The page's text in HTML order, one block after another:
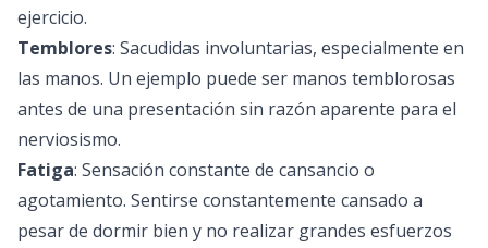
ejercicio.
Temblores: Sacudidas involuntarias, especialmente en
las manos. Un ejemplo puede ser manos temblorosas
antes de una presentación sin razón aparente para el
nerviosismo.
Fatiga: Sensación constante de cansancio o
agotamiento. Sentirse constantemente cansado a
pesar de dormir bien y no realizar grandes esfuerzos